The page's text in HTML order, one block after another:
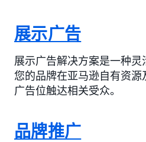
展示广告
展示广告解决方案是一种
您的品牌在亚马逊自有资
广告位触达相关受众。
品牌推广